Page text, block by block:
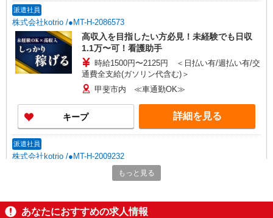
派遣社員
株式会社kotrio /●MT-H-2086573
高収入を目指したい方必見！未経験でも日収
1.1万〜可！看護助手
時給1500円〜2125円 ＜日払い有/週払い有/交
通費全支給(ガソリン代含む)＞
甲斐市内 ≪車通勤OK≫
キープ 詳細を見る
派遣社員
株式会社kotrio /●MT-H-2009232
＜甲斐市＞元気も、プライベートも諦めない＊
週3〜OK/看護助手
通費全支給(ガソリン代含む)＞
もっと見る
あなたにおすすめの求人情報